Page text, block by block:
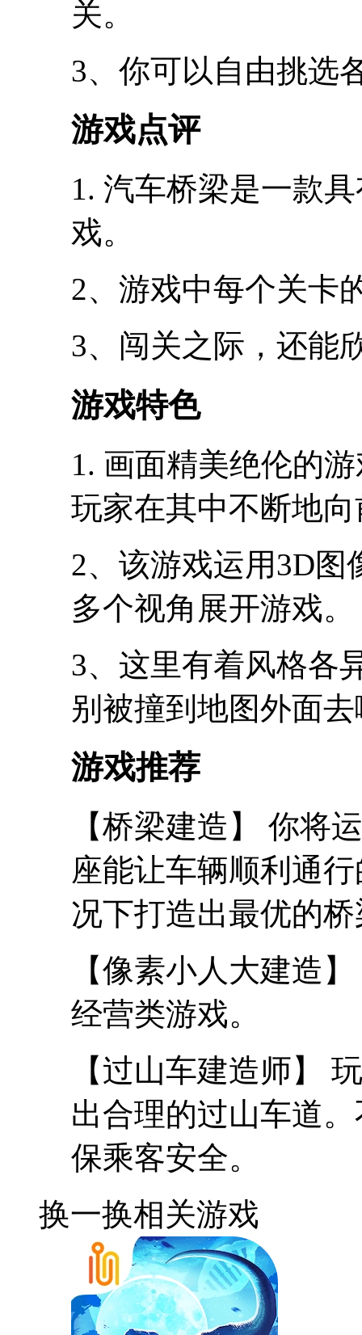
关。
3、你可以自由挑选
游戏点评
1. 汽车桥梁是一款
戏。
2、游戏中每个关卡
3、闯关之际，还能
游戏特色
1. 画面精美绝伦的
玩家在其中不断地
2、该游戏运用3D图
多个视角展开游戏。
3、这里有着风格各
别被撞到地图外面
游戏推荐
【桥梁建造】 你将
座能让车辆顺利通
况下打造出最优的
【像素小人大建造
经营类游戏。
【过山车建造师】
出合理的过山车道
保乘客安全。
换一换相关游戏